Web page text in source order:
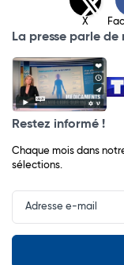
X
La presse parle de
Restez informé !
Chaque mois dans
sélections.
Input
Newsletter